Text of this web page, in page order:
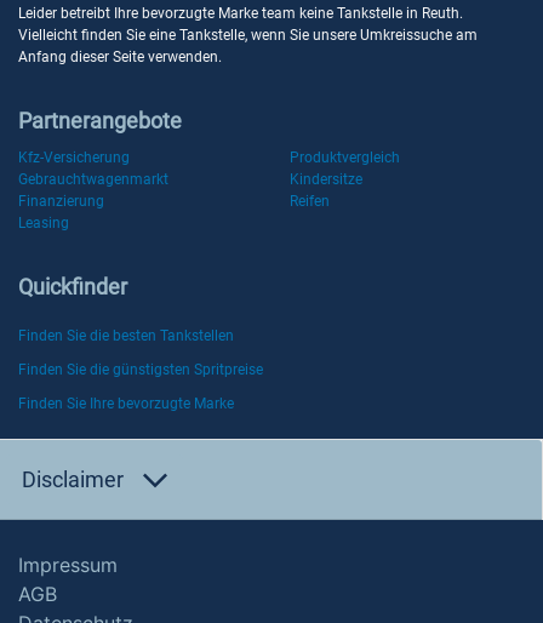
Leider betreibt Ihre bevorzugte Marke team keine Tankstelle in Reuth.
Vielleicht finden Sie eine Tankstelle, wenn Sie unsere Umkreissuche am
Anfang dieser Seite verwenden.
Partnerangebote
Kfz-Versicherung
Produktvergleich
Gebrauchtwagenmarkt
Kindersitze
Finanzierung
Reifen
Leasing
Quickfinder
Finden Sie die besten Tankstellen
Finden Sie die günstigsten Spritpreise
Finden Sie Ihre bevorzugte Marke
Disclaimer
Impressum
AGB